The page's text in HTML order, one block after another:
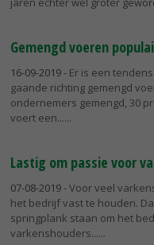
Gemengd voeren
16-09-2019- Er is een
gaande richting gemengd
ondernemers gemengd, 30
voert een...
Lastig om passie voor
07-08-2019- Voor veel
het bedrijf vast te houden.
springplank staan om het
varkenshouders...